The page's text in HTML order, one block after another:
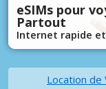
eSIMs pour
Partout
Internet rapide
Location de